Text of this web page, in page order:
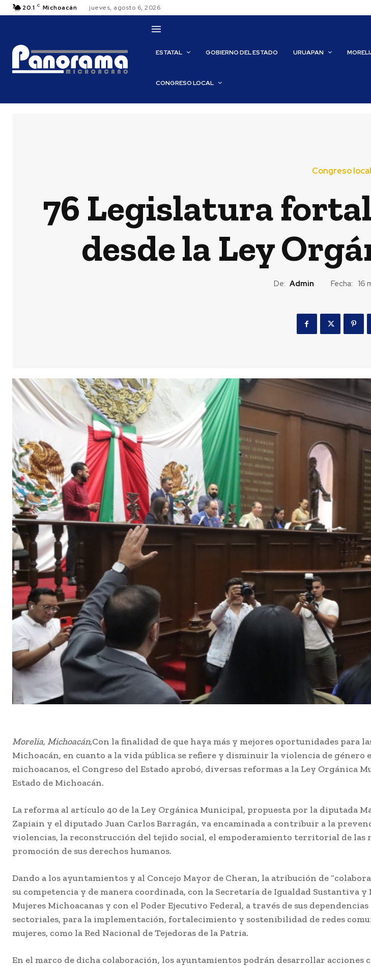
20.1 C Michoacán jueves, agosto 6, 2026
ESTATAL GOBIERNO DEL ESTADO URUAPAN
CONGRESO LOCAL
Congreso local
76 Legislatura
desde la Ley
De: Admin Fecha: 16
Morelia, Michoacán,Con la finalidad de que haya más y mejores oportunidades para
Michoacán, en cuanto a la vida pública se refiere y disminuir la violencia de género
michoacanos, el Congreso del Estado aprobó, diversas reformas a la Ley Orgánica
Estado de Michoacán.
La reforma al artículo 40 de la Ley Orgánica Municipal, propuesta por la diputada
Zapiain y el diputado Juan Carlos Barragán, va encaminada a contribuir a la
violencias, la reconstrucción del tejido social, el empoderamiento territorial de las
promoción de sus derechos humanos.
Dando a los ayuntamientos y al Concejo Mayor de Cheran, la atribución de
su competencia y de manera coordinada, con la Secretaría de Igualdad Sustantiva y
Mujeres Michoacanas y con el Poder Ejecutivo Federal, a través de sus
sectoriales, para la implementación, fortalecimiento y sostenibilidad de redes
mujeres, como la Red Nacional de Tejedoras de la Patria.
En el marco de dicha colaboración, los ayuntamientos podrán desarrollar acciones